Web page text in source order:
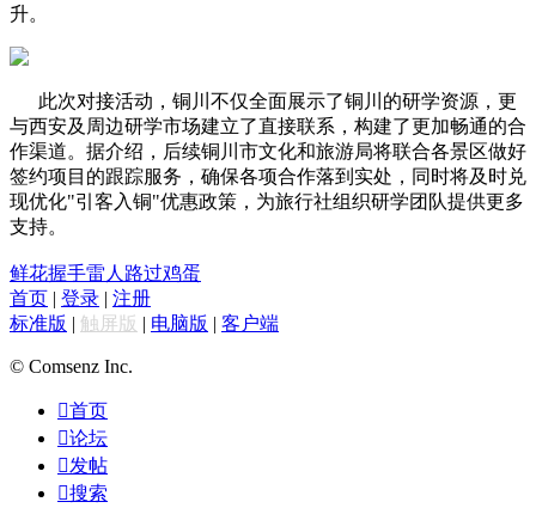
升。
此次对接活动，铜川不仅全面展示了铜川的研学资源，更
与西安及周边研学市场建立了直接联系，构建了更加畅通的合
作渠道。据介绍，后续铜川市文化和旅游局将联合各景区做好
签约项目的跟踪服务，确保各项合作落到实处，同时将及时兑
现优化"引客入铜"优惠政策，为旅行社组织研学团队提供更多
支持。
鲜花握手雷人 路过鸡蛋
首页 | 登录 | 注册
标准版 | 触屏版 | 电脑版 | 客户端
© Comsenz Inc.
首页
论坛
发帖
搜索